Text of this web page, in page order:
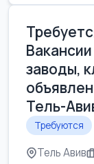
заводы,
Тель-
Требуются
Тель Авив